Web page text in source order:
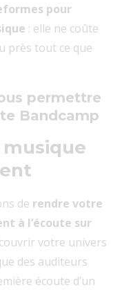
pour
: elle ne coûte
près tout ce que
permettre
Bandcamp
musique
de rendre votre
à l’écoute sur
votre univers
des auditeurs
écoute d’un